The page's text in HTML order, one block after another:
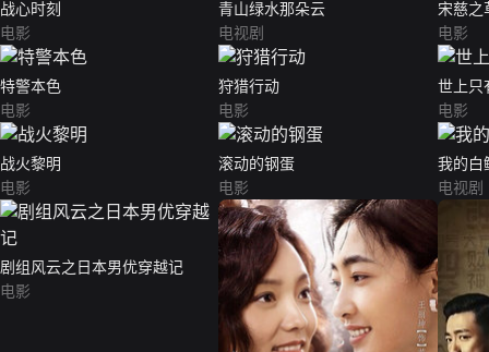
战心时刻
电影
青山绿水那朵云
电视剧
宋慈之
电影
特警本色
电影
狩猎行动
电影
世上只
电影
战火黎明
电影
滚动的钢蛋
电影
我的白
电视剧
剧组风云之日本男优穿越记
电影